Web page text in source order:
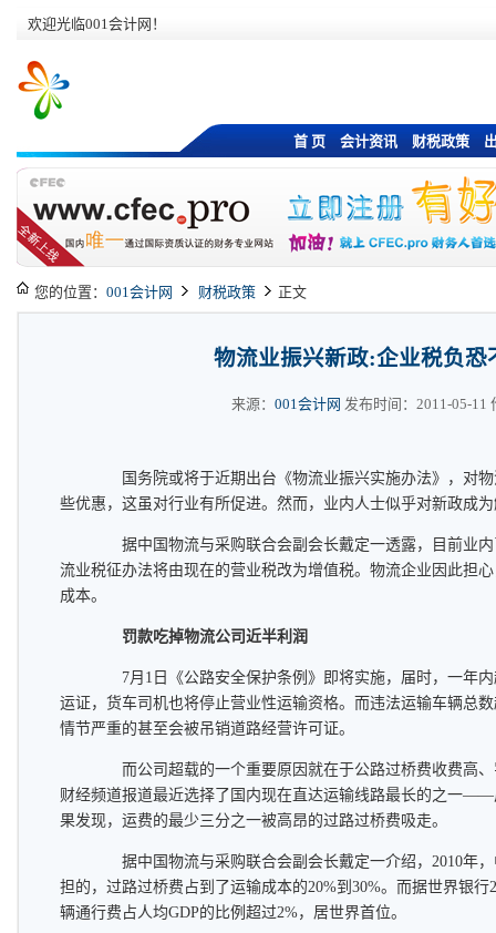
欢迎光临001会计网！
首 页 会计资讯 财税政策
您的位置： 001会计网 财税政策 正文
物流业振兴新政:企业税负恐
来源： 001会计网 发布时间：2011-05-11
国务院或将于近期出台《物流业振兴实施办法》，对物
些优惠，这虽对行业有所促进。然而，业内人士似乎对新政成
据中国物流与采购联合会副会长戴定一透露，目前业内
流业税征办法将由现在的营业税改为增值税。物流企业因此担
成本。
罚款吃掉物流公司近半利润
7月1日《公路安全保护条例》即将实施，届时，一年内
运证，货车司机也将停止营业性运输资格。而违法运输车辆总
情节严重的甚至会被吊销道路经营许可证。
而公司超载的一个重要原因就在于公路过桥费收费高、
财经频道报道最近选择了国内现在直达运输线路最长的之一
果发现，运费的最少三分之一被高昂的过路过桥费吸走。
据中国物流与采购联合会副会长戴定一介绍，2010年，
担的，过路过桥费占到了运输成本的20%到30%。而据世界银
辆通行费占人均GDP的比例超过2%，居世界首位。